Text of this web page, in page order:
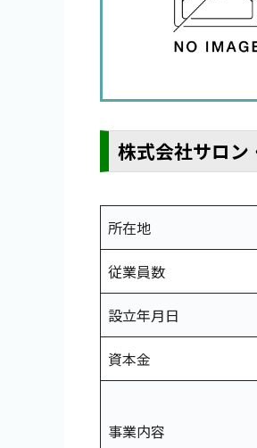
株式会社サロン
所在地
従業員数
設立年月日
資本金
事業内容